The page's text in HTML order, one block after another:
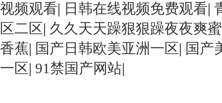
视频观看| 日韩在线视频免费观看|
区二区| 久久天天躁狠狠躁夜夜爽
香蕉| 国产日韩欧美亚洲一区| 国产
一区| 91禁国产网站|